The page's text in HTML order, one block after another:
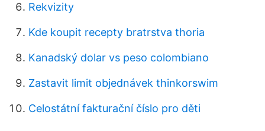
Rekvizity
Kde koupit recepty bratrstva thoria
Kanadský dolar vs peso colombiano
Zastavit limit objednávek thinkorswim
Celostátní fakturační číslo pro děti